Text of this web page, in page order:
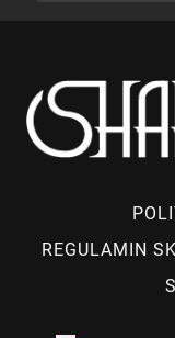
REGULAMIN